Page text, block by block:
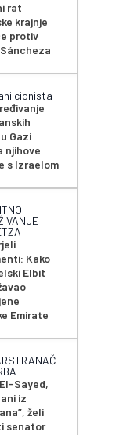
rat
krajnje
protiv
cionista
Gazi
njihove
s Izraelom
Kako
Elbit
Emirate
Sayed,
iz
želi
senator